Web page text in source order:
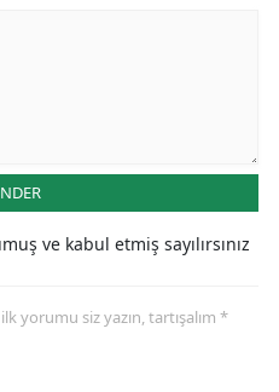
ve kabul etmiş sayılırsınız
yorumu siz yazın, tartışalım *